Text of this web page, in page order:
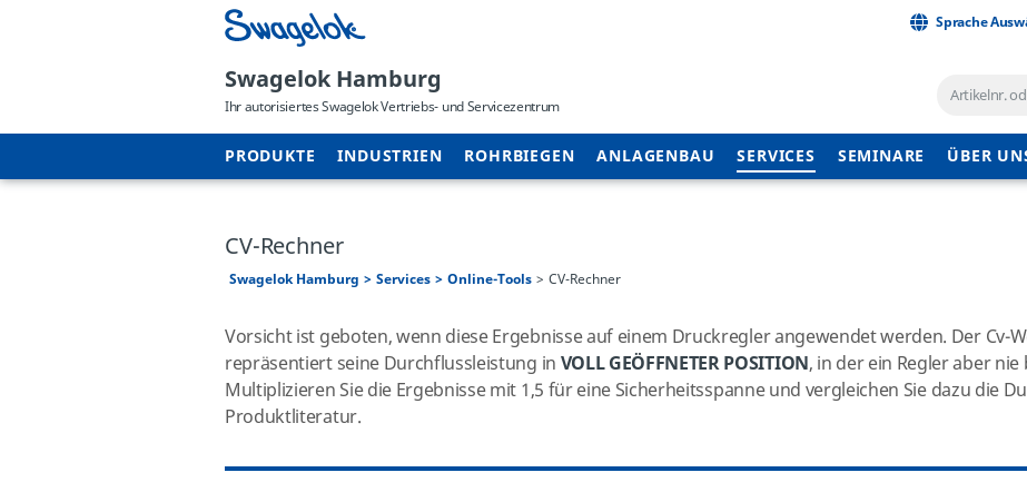
Sprache
Swagelok Hamburg
Ihr autorisiertes Swagelok Vertriebs- und Servicezentrum
PRODUKTE INDUSTRIEN ROHRBIEGEN ANLAGENBAU SERVICES SEMINARE ÜBER
CV-Rechner
Swagelok Hamburg Services Online-Tools CV-Rechner
Vorsicht ist geboten, wenn diese Ergebnisse auf einem Druckregler angewendet werden. Der Cv-
repräsentiert seine Durchflussleistung in VOLL GEÖFFNETER POSITION, in der ein Regler aber
Multiplizieren Sie die Ergebnisse mit 1,5 für eine Sicherheitsspanne und vergleichen Sie dazu die
Produktliteratur.